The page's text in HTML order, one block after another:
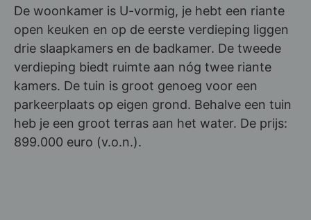
De woonkamer is U-vormig, je hebt een riante
open keuken en op de eerste verdieping liggen
drie slaapkamers en de badkamer. De tweede
verdieping biedt ruimte aan nóg twee riante
kamers. De tuin is groot genoeg voor een
parkeerplaats op eigen grond. Behalve een tuin
heb je een groot terras aan het water. De prijs:
899.000 euro (v.o.n.).